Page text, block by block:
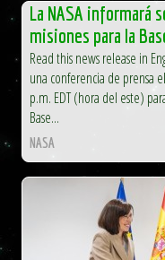
La NASA informará
misiones para la
Read this news release in
una conferencia de prensa
p.m. EDT (hora del este)
Base...
NASA